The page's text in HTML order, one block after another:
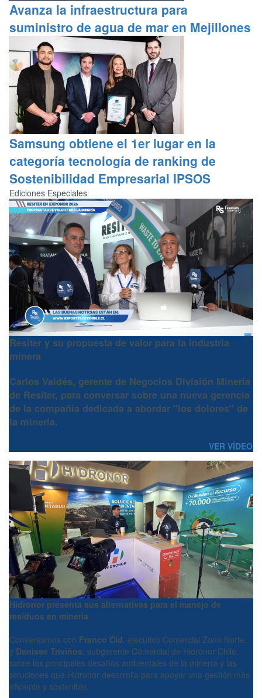
Avanza la infraestructura para
suministro de agua de mar en Mejillones
Samsung obtiene el 1er lugar en la
categoría tecnología de ranking de
Sostenibilidad Empresarial IPSOS
Ediciones Especiales
Resiter y su propuesta de valor para la industria
minera
Carlos Valdés, gerente de Negocios División Minería
de Resiter, para conversar sobre una nueva gerencia
de la compañía dedicada a abordar "los dolores" de
la minería.
VER VÍDEO
Hidronor presenta sus alternativas para el manejo de
residuos en minería
Conversamos con Franco Cid, ejecutivo Comercial Zona Norte,
y Denisse Triviños, subgerente Comercial de Hidronor Chile,
sobre los principales desafíos ambientales de la minería y las
soluciones que Hidronor desarrolla para apoyar una gestión más
eficiente y sostenible.